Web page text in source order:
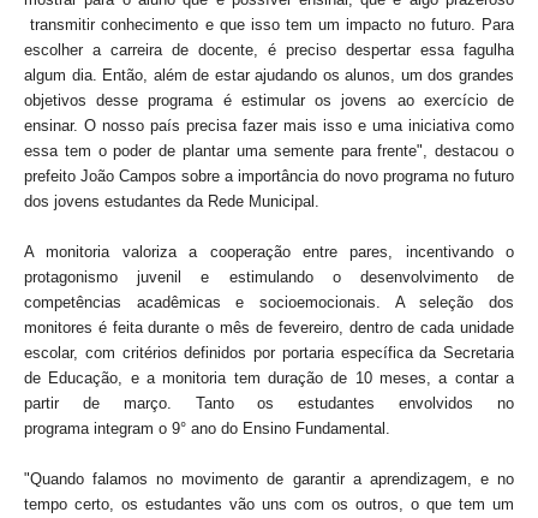
transmitir conhecimento e que isso tem um impacto no futuro. Para
escolher a carreira de docente, é preciso despertar essa fagulha
algum dia. Então, além de estar ajudando os alunos, um dos grandes
objetivos desse programa é estimular os jovens ao exercício de
ensinar. O nosso país precisa fazer mais isso e uma iniciativa como
essa tem o poder de plantar uma semente para frente", destacou o
prefeito João Campos sobre a importância do novo programa no futuro
dos jovens estudantes da Rede Municipal.
A monitoria valoriza a cooperação entre pares, incentivando o
protagonismo juvenil e estimulando o desenvolvimento de
competências acadêmicas e socioemocionais. A seleção dos
monitores é feita durante o mês de fevereiro, dentro de cada unidade
escolar, com critérios definidos por portaria específica da Secretaria
de Educação, e a monitoria tem duração de 10 meses, a contar a
partir de março. Tanto os estudantes envolvidos no
programa integram o 9° ano do Ensino Fundamental.
"Quando falamos no movimento de garantir a aprendizagem, e no
tempo certo, os estudantes vão uns com os outros, o que tem um